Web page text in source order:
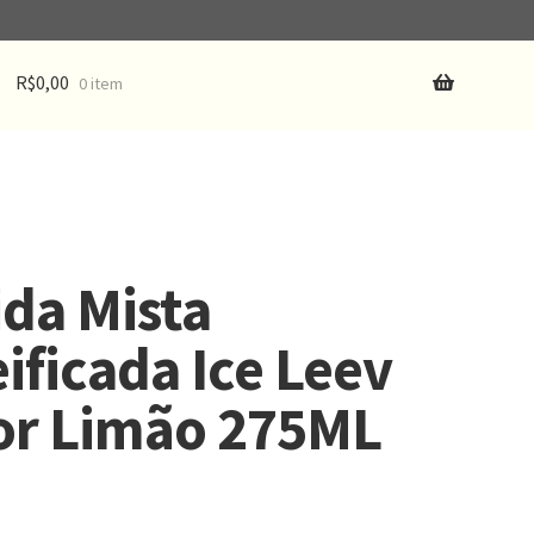
R$0,00 0 item
Mista
Ice Leev
Limão 275ML